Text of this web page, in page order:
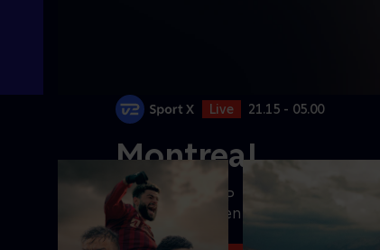
Live 21.15 - 05.00
Montreal
Se tennis fra ATP
1000-turneringen fra
Montreal